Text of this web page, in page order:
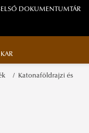
DOKUMENTUMTÁR
Katonaföldrajzi és